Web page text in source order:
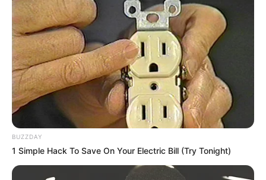
BUZZDAY
1 Simple Hack To Save On Your Electric Bill (Try Tonight)